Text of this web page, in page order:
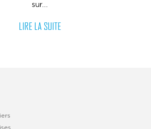
sur…
LIRE LA SUITE